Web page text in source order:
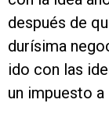
después de
durísima
ido con las
un impuesto